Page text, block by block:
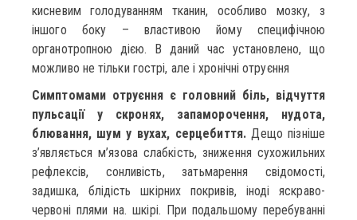
кисневим голодуванням тканин, особливо мозку, з
іншого боку – властивою йому специфічною
органотропною дією. В даний час установлено, що
можливо не тільки гострі, але і хронічні отруєння
Симптомами отруєння є головний біль, відчуття
пульсації у скронях, запаморочення, нудота,
блювання, шум у вухах, серцебиття.Дещо пізніше
з’являється м’язова слабкість, зниження сухожильних
рефлексів, сонливість, затьмарення свідомості,
задишка, блідість шкірних покривів, іноді яскраво-
червоні плями на. шкірі. При подальшому перебуванні